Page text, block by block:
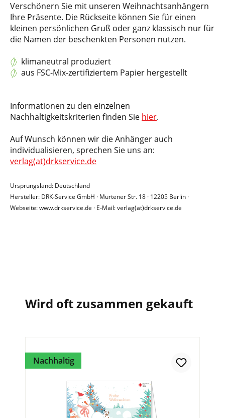
Verschönern Sie mit unseren Weihnachtsanhängern
Ihre Präsente. Die Rückseite können Sie für einen
kleinen persönlichen Gruß oder ganz klassisch nur für
die Namen der beschenkten Personen nutzen.
klimaneutral produziert
aus FSC-Mix-zertifiziertem Papier hergestellt
Informationen zu den einzelnen
Nachhaltigkeitskriterien finden Sie hier.
Auf Wunsch können wir die Anhänger auch
individualisieren, sprechen Sie uns an:
verlag(at)drkservice.de
Ursprungsland: Deutschland
Hersteller: DRK-Service GmbH · Murtener Str. 18 · 12205 Berlin ·
Webseite: www.drkservice.de · E-Mail: verlag(at)drkservice.de
Wird oft zusammen gekauft
Nachhaltig